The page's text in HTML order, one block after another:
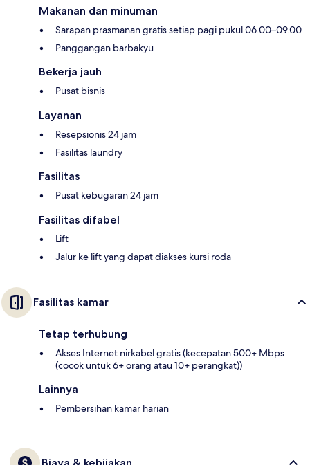
Makanan dan minuman
Sarapan prasmanan gratis setiap pagi pukul 06.00–09.00
Panggangan barbakyu
Bekerja jauh
Pusat bisnis
Layanan
Resepsionis 24 jam
Fasilitas laundry
Fasilitas
Pusat kebugaran 24 jam
Fasilitas difabel
Lift
Jalur ke lift yang dapat diakses kursi roda
Fasilitas kamar
Tetap terhubung
Akses Internet nirkabel gratis (kecepatan 500+ Mbps
(cocok untuk 6+ orang atau 10+ perangkat))
Lainnya
Pembersihan kamar harian